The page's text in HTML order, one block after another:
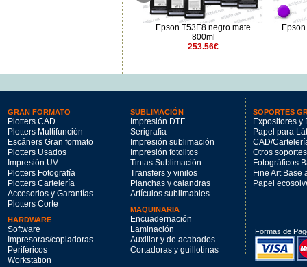
Epson T50M3 magenta 700ml
Epson T53E8 negro mate
800ml
253.56€
GRAN FORMATO
Plotters CAD
Plotters Multifunción
Escáners Gran formato
Plotters Usados
Impresión UV
Plotters Fotografía
Plotters Cartelería
Accesorios y Garantías
Plotters Corte
HARDWARE
Software
Impresoras/copiadoras
Periféricos
Workstation
SUBLIMACIÓN
Impresión DTF
Serigrafía
Impresión sublimación
Impresión fotolitos
Tintas Sublimación
Transfers y vinilos
Planchas y calandras
Artículos sublimables
MAQUINARIA
Encuadernación
Laminación
Auxiliar y de acabados
Cortadoras y guillotinas
SOPORTES
Expositores y
Papel para
CAD/
Otros soportes
Fotográficos
Fine Art Base
Papel
Formas de